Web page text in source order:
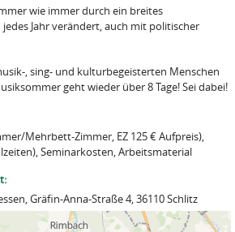
wie immer durch ein breites
Jahr verändert, auch mit politischer
, sing- und kulturbegeisterten Menschen
geht wieder über 8 Tage! Sei dabei!
Mehrbett-Zimmer, EZ 125 € Aufpreis),
Seminarkosten, Arbeitsmaterial
Gräfin-Anna-Straße 4, 36110 Schlitz